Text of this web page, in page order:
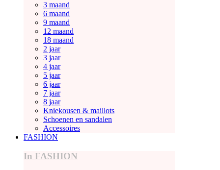
3 maand
6 maand
9 maand
12 maand
18 maand
2 jaar
3 jaar
4 jaar
5 jaar
6 jaar
7 jaar
8 jaar
Kniekousen & maillots
Schoenen en sandalen
Accessoires
FASHION
In FASHION